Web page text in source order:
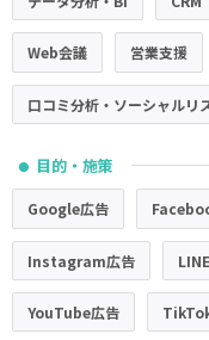
Web会議 営業支援
口コミ分析・ソーシャルリ
● 目的・施策
Google広告
Instagram広告
YouTube広告